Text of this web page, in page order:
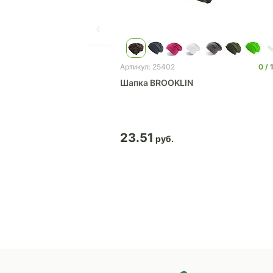
Артикул: 25402 0
Шапка BROOKLIN
23.51